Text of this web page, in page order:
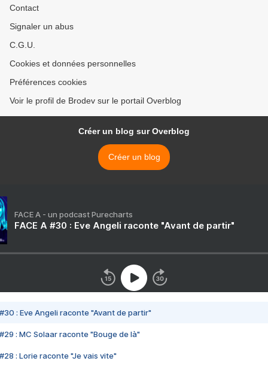
Contact
Signaler un abus
C.G.U.
Cookies et données personnelles
Préférences cookies
Voir le profil de Brodev sur le portail Overblog
Créer un blog sur Overblog
Créer un blog
FACE A - un podcast Purecharts
FACE A #30 : Eve Angeli raconte "Avant de partir"
#30 : Eve Angeli raconte "Avant de partir"
#29 : MC Solaar raconte "Bouge de là"
#28 : Lorie raconte "Je vais vite"